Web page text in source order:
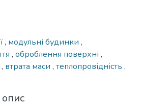
, модульні будинки ,
, оброблення поверхні ,
, втрата маси , теплопровідність ,
опис